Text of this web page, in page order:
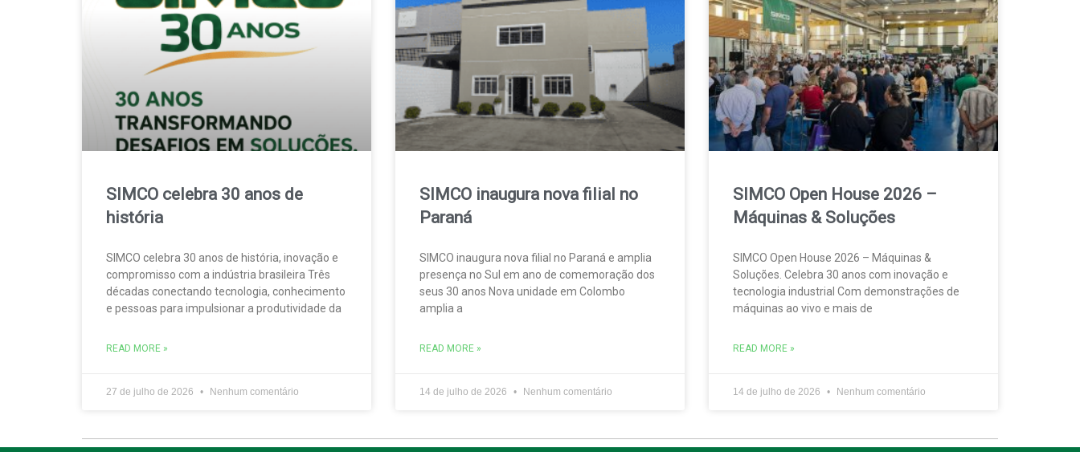
SIMCO celebra 30 anos de
história
SIMCO celebra 30 anos de história, inovação e
compromisso com a indústria brasileira Três
décadas conectando tecnologia, conhecimento
e pessoas para impulsionar a produtividade da
READ MORE »
27 de julho de 2026 Nenhum comentário
SIMCO inaugura nova filial no
Paraná
SIMCO inaugura nova filial no Paraná e amplia
presença no Sul em ano de comemoração dos
seus 30 anos Nova unidade em Colombo
amplia a
READ MORE »
14 de julho de 2026 Nenhum comentário
SIMCO Open House 2026 –
Máquinas & Soluções
SIMCO Open House 2026 – Máquinas &
Soluções. Celebra 30 anos com inovação e
tecnologia industrial Com demonstrações de
máquinas ao vivo e mais de
READ MORE »
14 de julho de 2026 Nenhum comentário